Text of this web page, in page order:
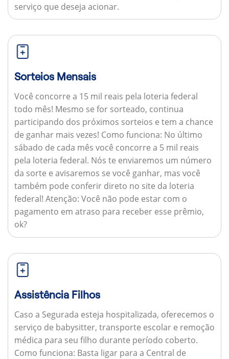
serviço que deseja acionar.
Sorteios Mensais
Você concorre a 15 mil reais pela loteria federal
todo mês! Mesmo se for sorteado, continua
participando dos próximos sorteios e tem a chance
de ganhar mais vezes! Como funciona: No último
sábado de cada mês você concorre a 5 mil reais
pela loteria federal. Nós te enviaremos um número
da sorte e avisaremos se você ganhar, mas você
também pode conferir direto no site da loteria
federal! Atenção: Você não pode estar com o
pagamento em atraso para receber esse prêmio,
ok?
Assistência Filhos
Caso a Segurada esteja hospitalizada, oferecemos o
serviço de babysitter, transporte escolar e remoção
médica para seu filho durante período coberto.
Como funciona: Basta ligar para a Central de